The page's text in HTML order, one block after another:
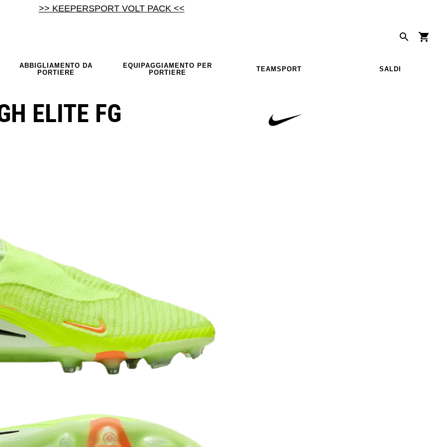
>> KEEPERSPORT VOLT PACK <<
ABBIGLIAMENTO DA
PORTIERE
EQUIPAGGIAMENTO PER
PORTIERE
TEAMSPORT SALDI
ELITE FG